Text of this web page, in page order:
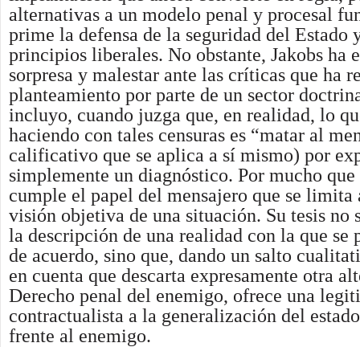
alternativas a un modelo penal y procesal
prime la defensa de la seguridad del Estado
principios liberales. No obstante, Jakobs ha
sorpresa y malestar ante las críticas que ha
planteamiento por parte de un sector
incluyo, cuando juzga que, en realidad, lo
haciendo con tales censuras es “matar al
calificativo que se aplica a sí mismo) por
simplemente un diagnóstico. Por mucho que
cumple el papel del mensajero que se limita
visión objetiva de una situación. Su tesis no
la descripción de una realidad con la que se
de acuerdo, sino que, dando un salto
en cuenta que descarta expresamente otra
Derecho penal del enemigo, ofrece una
contractualista a la generalización del
frente al enemigo.